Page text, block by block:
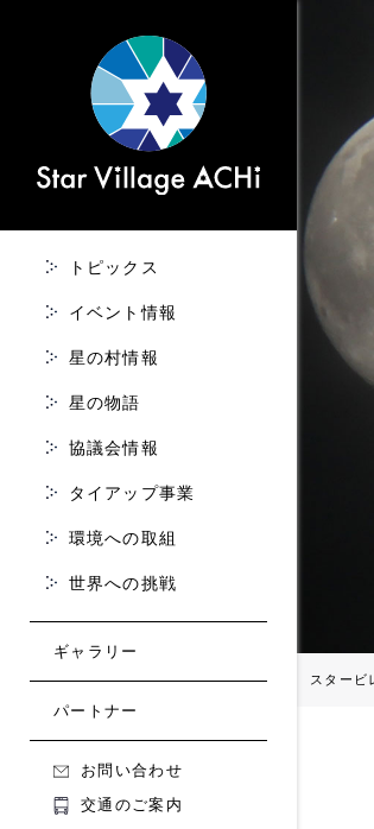
トピックス
イベント情報
星の村情報
星の物語
協議会情報
タイアップ事業
環境への取組
世界への挑戦
ギャラリー
パートナー
お問い合わせ
交通のご案内
スタービ